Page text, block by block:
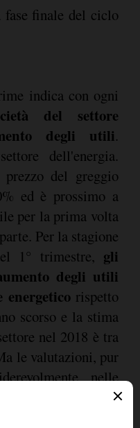
fase finale del ciclo
indica con ogni
del settore
degli utili.
dell'energia.
del greggio
ed è prossimo a
per la prima volta
Per la stagione
1° trimestre, gli
degli utili
energeticorispetto
scorso e la stima
nel 2018 è tra
le valutazioni, pur
nelle
tuttora errate se si
sottostanti di